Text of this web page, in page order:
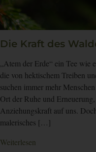
Die Kraft des
„Atem der Erde“ ein Tee
die von hektischem Treiben
suchen immer mehr
Ort der Ruhe und
Anziehungskraft auf uns.
malerisches […]
Weiterlesen